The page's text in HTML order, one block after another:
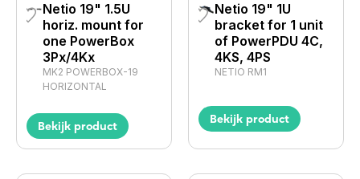
Netio 19" 1.5U
horiz. mount for
one PowerBox
3Px/4Kx
MK2 POWERBOX-19
HORIZONTAL
Bekijk product
Netio 19" 1U
bracket for 1 unit
of PowerPDU 4C,
4KS, 4PS
NETIO RM1
Bekijk product